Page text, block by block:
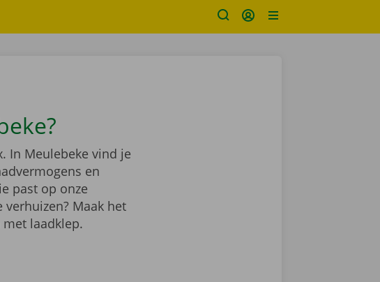
In Meulebeke vind je
en
past op onze
Maak het
laadklep.